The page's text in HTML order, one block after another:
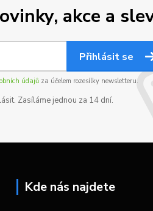
akce a
Přihlásit se
údajůza účelem rozesílky newsletteru.
Zasíláme jednou za 14 dní.
Kde nás najdete